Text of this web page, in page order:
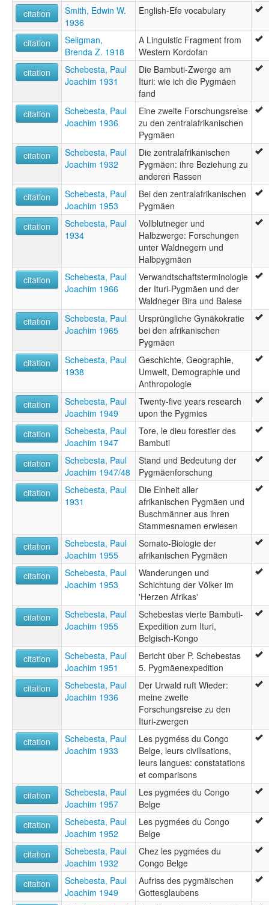
citation
Smith, Edwin W.
1936
English-Efe vocabulary
citation
Seligman,
Brenda Z. 1918
A Linguistic Fragment from
Western Kordofan
citation
Schebesta, Paul
Joachim 1931
Die Bambuti-Zwerge am
Ituri: wie ich die Pygmäen
fand
citation
Schebesta, Paul
Joachim 1936
Eine zweite Forschungsreise
zu den zentralafrikanischen
Pygmäen
citation
Schebesta, Paul
Joachim 1932
Die zentralafrikanischen
Pygmäen: ihre Beziehung zu
anderen Rassen
citation
Schebesta, Paul
Joachim 1953
Bei den zentralafrikanischen
Pygmäen
citation
Schebesta, Paul
1934
Vollblutneger und
Halbzwerge: Forschungen
unter Waldnegern und
Halbpygmäen
citation
Schebesta, Paul
Joachim 1966
Verwandtschaftsterminologie
der Ituri-Pygmäen und der
Waldneger Bira und Balese
citation
Schebesta, Paul
Joachim 1965
Ursprüngliche Gynäkokratie
bei den afrikanischen
Pygmäen
citation
Schebesta, Paul
1938
Geschichte, Geographie,
Umwelt, Demographie und
Anthropologie
citation
Schebesta, Paul
Joachim 1949
Twenty-five years research
upon the Pygmies
citation
Schebesta, Paul
Joachim 1947
Tore, le dieu forestier des
Bambuti
citation
Schebesta, Paul
Joachim 1947/48
Stand und Bedeutung der
Pygmäenforschung
citation
Schebesta, Paul
1931
Die Einheit aller
afrikanischen Pygmäen und
Buschmänner aus ihren
Stammesnamen erwiesen
citation
Schebesta, Paul
Joachim 1955
Somato-Biologie der
afrikanischen Pygmäen
citation
Schebesta, Paul
Joachim 1953
Wanderungen und
Schichtung der Völker im
'Herzen Afrikas'
citation
Schebesta, Paul
Joachim 1955
Schebestas vierte Bambuti-
Expedition zum Ituri,
Belgisch-Kongo
citation
Schebesta, Paul
Joachim 1951
Bericht über P. Schebestas
5. Pygmäenexpedition
citation
Schebesta, Paul
Joachim 1936
Der Urwald ruft Wieder:
meine zweite
Forschungsreise zu den
Ituri-zwergen
citation
Schebesta, Paul
Joachim 1933
Les pygméss du Congo
Belge, leurs civilisations,
leurs langues: constatations
et comparisons
citation
Schebesta, Paul
Joachim 1957
Les pygmées du Congo
Belge
citation
Schebesta, Paul
Joachim 1952
Les pygmées du Congo
Belge
citation
Schebesta, Paul
Joachim 1932
Chez les pygmées du
Congo Belge
citation
Schebesta, Paul
Joachim 1949
Aufriss des pygmäischen
Gottesglaubens